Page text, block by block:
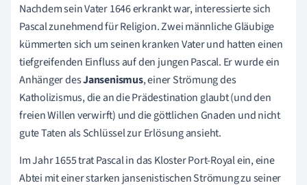
Nachdem sein Vater 1646 erkrankt war, interessierte sich
Pascal zunehmend für Religion. Zwei männliche Gläubige
kümmerten sich um seinen kranken Vater und hatten einen
tiefgreifenden Einfluss auf den jungen Pascal. Er wurde ein
Anhänger desJansenismus, einer Strömung des
Katholizismus, die an die Prädestination glaubt (und den
freien Willen verwirft) und die göttlichen Gnaden und nicht
gute Taten als Schlüssel zur Erlösung ansieht.
Im Jahr 1655 trat Pascal in das Kloster Port-Royal ein, eine
Abtei mit einer starken jansenistischen Strömung zu seiner